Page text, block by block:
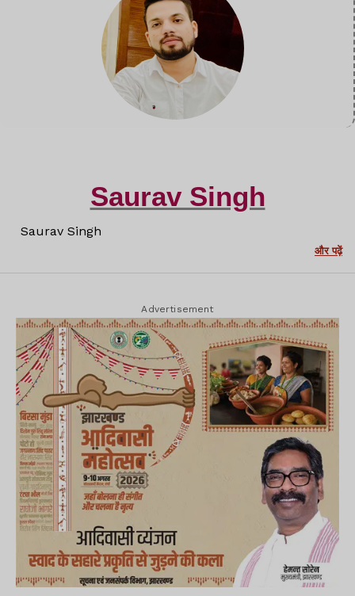
Saurav Singh
Saurav Singh
और पढ़ें
Advertisement